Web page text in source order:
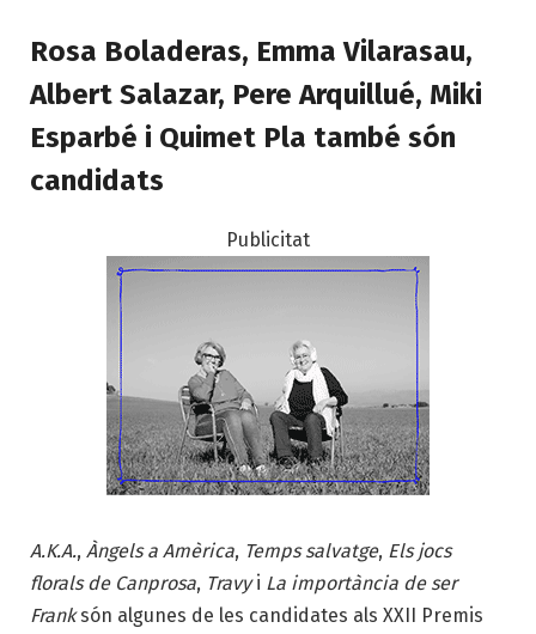
Rosa Boladeras, Emma Vilarasau,
Albert Salazar, Pere Arquillué, Miki
Esparbé i Quimet Pla també són
candidats
Publicitat
A.K.A., Àngels a Amèrica, Temps salvatge, Els jocs
florals de Canprosa, Travyi La importància de ser
Franksón algunes de les candidates als XXII Premis